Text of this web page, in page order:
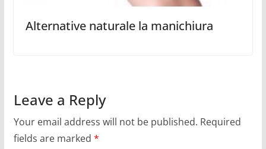
Alternative naturale la manichiura
Leave a Reply
Your email address will not be published. Required
fields are marked *